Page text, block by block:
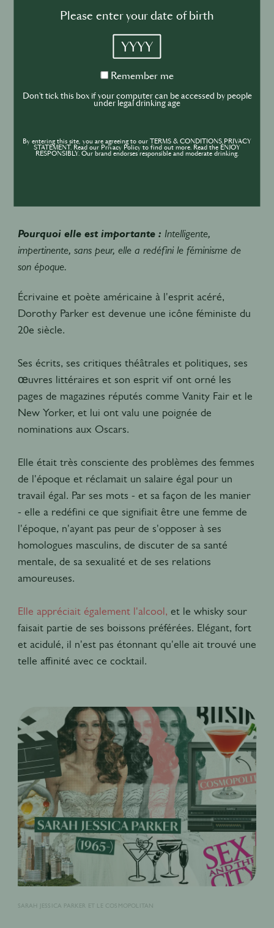
Pourquoi elle est importante : Intelligente,
impertinente, sans peur, elle a redéfini le féminisme de
son époque.
Écrivaine et poète américaine à l'esprit acéré,
Dorothy Parker est devenue une icône féministe du
20e siècle.
Ses écrits, ses critiques théâtrales et politiques, ses
œuvres littéraires et son esprit vif ont orné les
pages de magazines réputés comme Vanity Fair et le
New Yorker, et lui ont valu une poignée de
nominations aux Oscars.
Elle était très consciente des problèmes des femmes
de l'époque et réclamait un salaire égal pour un
travail égal. Par ses mots - et sa façon de les manier
- elle a redéfini ce que signifiait être une femme de
l'époque, n'ayant pas peur de s'opposer à ses
homologues masculins, de discuter de sa santé
mentale, de sa sexualité et de ses relations
amoureuses.
Elle appréciait également l'alcool, et le whisky sour
faisait partie de ses boissons préférées. Elégant, fort
et acidulé, il n'est pas étonnant qu'elle ait trouvé une
telle affinité avec ce cocktail.
SARAH JESSICA PARKER ET LE COSMOPOLITAN
Please enter your date of birth
YYYY
Remember
Remember me
Don't tick this box if your computer can be accessed by people
under legal drinking age
By entering this site, you are agreeing to our TERMS & CONDITIONS,PRIVACY
STATEMENT. Read our Privacy Policy to find out more. Read the ENJOY
RESPONSIBLY. Our brand endorses responsible and moderate drinking.